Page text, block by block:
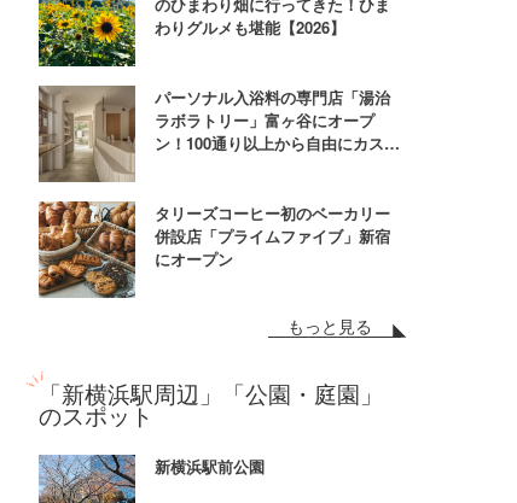
わりグルメも堪能【2026】
パーソナル入浴料の専門店「湯治
ラボラトリー」富ヶ谷にオープ
ン！100通り以上から自由にカスタ
タリーズコーヒー初のベーカリー
併設店「プライムファイブ」新宿
にオープン
もっと見る
「新横浜駅周辺」「公園・庭園」
のスポット
新横浜駅前公園